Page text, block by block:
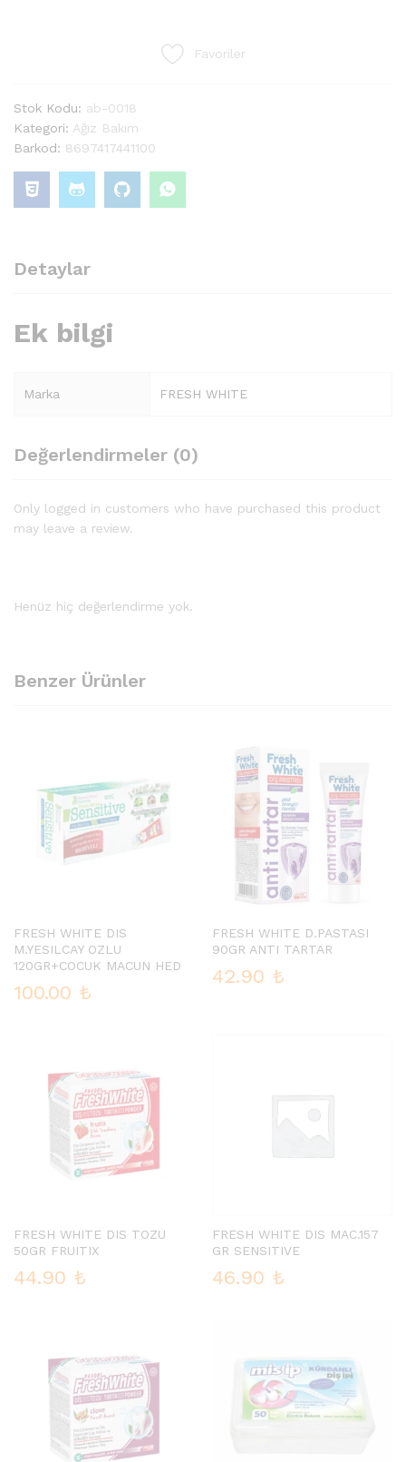
Favoriler
Stok Kodu: ab-0018
Kategori: Ağız Bakım
Barkod: 8697417441100
Detaylar
Ek bilgi
Marka FRESH WHITE
Değerlendirmeler (0)
Only logged in customers who have purchased this product
may leave a review.
Henüz hiç değerlendirme yok.
Benzer Ürünler
FRESH WHITE DIS
M.YESILCAY OZLU
120GR+COCUK MACUN HED
100.00 ₺
FRESH WHITE D.PASTASI
90GR ANTI TARTAR
42.90 ₺
FRESH WHITE DIS TOZU
50GR FRUITIX
44.90 ₺
FRESH WHITE DIS MAC.157
GR SENSITIVE
46.90 ₺